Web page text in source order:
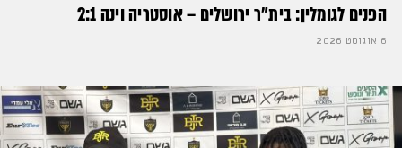
הפנים לגומלין: בית״ר ירושלים – אוסטריה וינה 2:1
6 אוגוסט 2026